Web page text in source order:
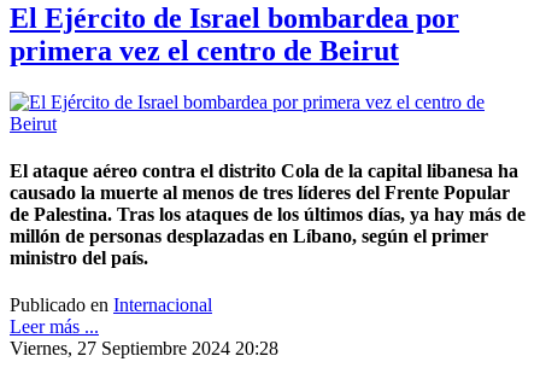
El Ejército de Israel bombardea por
primera vez el centro de Beirut
El ataque aéreo contra el distrito Cola de la capital libanesa ha
causado la muerte al menos de tres líderes del Frente Popular
de Palestina. Tras los ataques de los últimos días, ya hay más de
millón de personas desplazadas en Líbano, según el primer
ministro del país.
Publicado en Internacional
Leer más ...
Viernes, 27 Septiembre 2024 20:28